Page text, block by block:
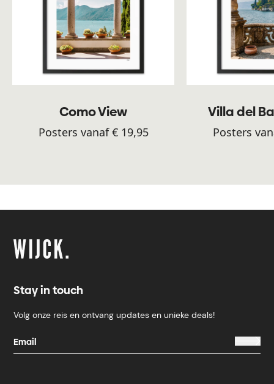
Como View
Posters vanaf € 19,95
Villa del
Posters
Stay in touch
Volg onze reis en ontvang updates en unieke deals!